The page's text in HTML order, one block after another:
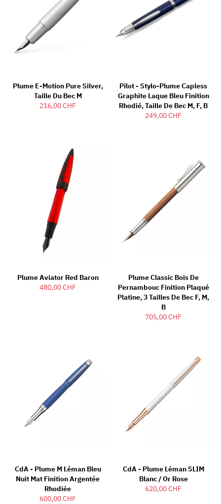
Plume E-Motion Pure Silver,
Taille Du Bec M
216,00 CHF
Pilot - Stylo-Plume Capless
Graphite Laque Bleu Finition
Rhodié, Taille De Bec M, F, B
249,00 CHF
Plume Aviator Red Baron
480,00 CHF
Plume Classic Bois De
Pernambouc Finition Plaqué
Platine, 3 Tailles De Bec F, M,
B
705,00 CHF
CdA - Plume M Léman Bleu
Nuit Mat Finition Argentée
Rhodiée
600,00 CHF
CdA - Plume Léman SLIM
Blanc / Or Rose
620,00 CHF